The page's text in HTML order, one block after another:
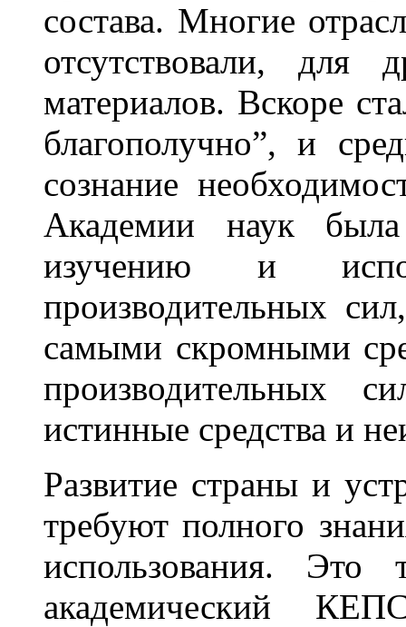
состава. Многие
отсутствовали,
материалов. Вскоре
благополучно”, и
сознание
Академии наук
изучению и
производительных
самыми скромными
производительных
истинные средства и
Развитие страны и
требуют полного
использования. Это
академический